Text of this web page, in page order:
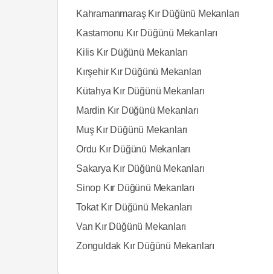
Kahramanmaraş Kır Düğünü Mekanları
Kastamonu Kır Düğünü Mekanları
Kilis Kır Düğünü Mekanları
Kırşehir Kır Düğünü Mekanları
Kütahya Kır Düğünü Mekanları
Mardin Kır Düğünü Mekanları
Muş Kır Düğünü Mekanları
Ordu Kır Düğünü Mekanları
Sakarya Kır Düğünü Mekanları
Sinop Kır Düğünü Mekanları
Tokat Kır Düğünü Mekanları
Van Kır Düğünü Mekanları
Zonguldak Kır Düğünü Mekanları